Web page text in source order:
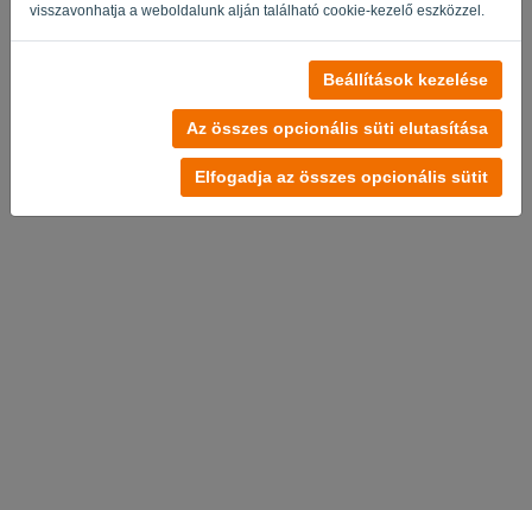
visszavonhatja a weboldalunk alján található cookie-kezelő eszközzel.
Beállítások kezelése
Az összes opcionális süti elutasítása
Elfogadja az összes opcionális sütit
Próbálja ki most ingyen
Felhasználási feltételek